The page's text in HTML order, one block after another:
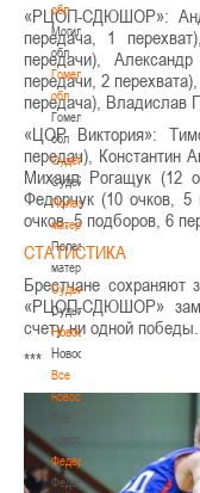
обл
Могилевская
обл
Гомельская
обл
Гомельская
обл
Судейство
Судейство
Полезные
материалы
Полезные
материалы
Судьи
Судьи
Новости
Новости
Все
новости
новости
Федерация
Федерация
«РЦОП-СДЮШОР»:
передача, 1
передачи),
передачи, 2
передача), Владислав
«ЦОР Виктория»:
передач), Константин
Михаил Рогащук (12
Федорчук (10 очков, 5
очков, 5 подборов, 6
СТАТИСТИКА
Брестчане сохраняют
«РЦОП-СДЮШОР»
счету ни одной победы.
***